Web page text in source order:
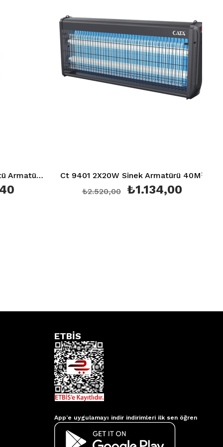
Ct 5420 Bergama Sıva Üstü Armatür (Gu-10 Duy) (Siyah+Gold) Ct 9401 2X20W Sinek Armatürü 40M²
₺1.134,00
₺2.520,00
ETBİS
App’e uygulamayı indir indirimleri ilk sen öğren